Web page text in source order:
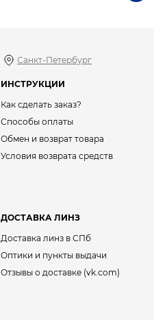
Санкт-Петербург
ИНСТРУКЦИИ
Как сделать заказ?
Способы оплаты
Обмен и возврат товара
Условия возврата средств
ДОСТАВКА ЛИНЗ
Доставка линз в СПб
Оптики и пункты выдачи
Отзывы о доставке (vk.com)